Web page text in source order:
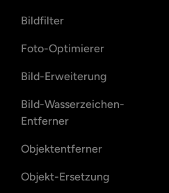
Bildfilter
Foto-Optimierer
Bild-Erweiterung
Bild-Wasserzeichen-
Entferner
Objektentferner
Objekt-Ersetzung